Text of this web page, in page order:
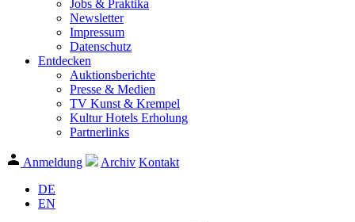
Jobs & Praktika
Newsletter
Impressum
Datenschutz
Entdecken
Auktionsberichte
Presse & Medien
TV Kunst & Krempel
Kultur Hotels Erholung
Partnerlinks
Anmeldung Archiv Kontakt
DE
EN